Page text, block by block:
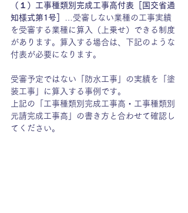
（１）工事種類別完成工事高付表［国交省通
知様式第1号］
…受審しない業種の工事実績
を受審する業種に算入（上乗せ）できる制度
があります。算入する場合は、下記のような
付表が必要になります。
受審予定ではない「防水工事」の実績を「塗
装工事」に算入する事例です。
上記の「工事種類別完成工事高・工事種類別
元請完成工事高」の書き方と合わせて確認し
てください。